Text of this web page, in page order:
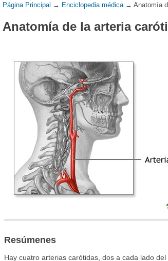
Usted
aquí:
Página Principal → Enciclopedia médica→ Anatomía
Anatomía de la arteria
Resúmenes
Hay cuatro arterias carótidas, dos a cada lado